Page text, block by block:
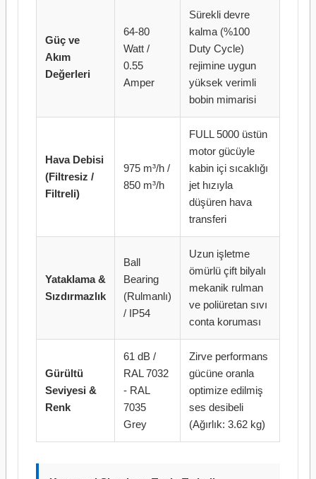
Güç ve
Akım
Değerleri
64-80
Watt /
0.55
Amper
Sürekli devre
kalma (%100
Duty Cycle)
rejimine uygun
yüksek verimli
bobin mimarisi
Hava Debisi
(Filtresiz /
Filtreli)
975 m³/h /
850 m³/h
FULL 5000 üstün
motor gücüyle
kabin içi sıcaklığı
jet hızıyla
düşüren hava
transferi
Yataklama &
Sızdırmazlık
Ball
Bearing
(Rulmanlı)
/ IP54
Uzun işletme
ömürlü çift bilyalı
mekanik rulman
ve poliüretan sıvı
conta koruması
Gürültü
Seviyesi &
Renk
61 dB /
RAL 7032
- RAL
7035
Grey
Zirve performans
gücüne oranla
optimize edilmiş
ses desibeli
(Ağırlık: 3.62 kg)